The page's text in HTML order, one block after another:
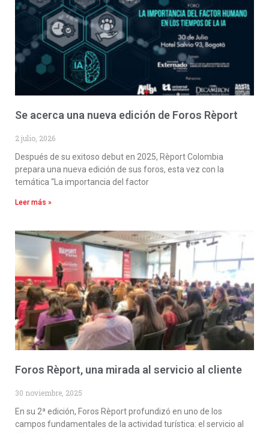
Se acerca una nueva edición de Foros Rèport
2 julio, 2026
Después de su exitoso debut en 2025, Rèport Colombia
prepara una nueva edición de sus foros, esta vez con la
temática “La importancia del factor
Leer más »
Foros Rèport, una mirada al servicio al cliente
30 noviembre, 2025
En su 2ª edición, Foros Rèport profundizó en uno de los
campos fundamentales de la actividad turística: el servicio al